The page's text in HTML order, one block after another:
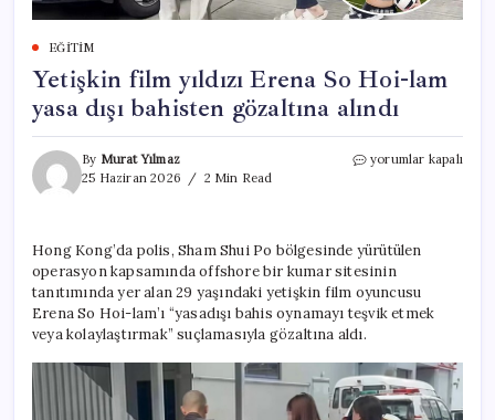
EĞITIM
Yetişkin film yıldızı Erena So Hoi-lam
yasa dışı bahisten gözaltına alındı
By Murat Yılmaz
25 Haziran 2026
2 Min Read
Yetişkin
Hoi-
lam
yasa
dışı
alındı
için
yorumlar kapalı
Hong Kong’da polis, Sham Shui Po bölgesinde yürütülen
operasyon kapsamında offshore bir kumar sitesinin
tanıtımında yer alan 29 yaşındaki yetişkin film oyuncusu
Erena So Hoi-lam’ı “yasadışı bahis oynamayı teşvik etmek
veya kolaylaştırmak” suçlamasıyla gözaltına aldı.